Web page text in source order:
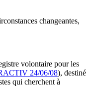
changeantes,
volontaire pour les
24/06/08), destiné
qui cherchent à